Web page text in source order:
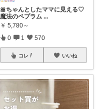
🎀ちゃんとしたママに見える♡
魔法のペプラム ...
￥ 5,780～
0 1 570
コレ いいね